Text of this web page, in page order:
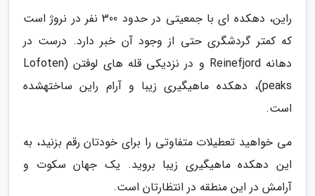
راین، دهکده ای با جمعیتی در حدود 300 نفر در نروژ است
که کمتر گردشگری حتی از وجود آن خبر دارد. درست در
دهانه Reinefjord و در نزدیکی قله های لوفتن (Lofoten
peaks)، دهکده ماهیگیری زیبا و آرام راین ساخته­شده
است.
می خواهید تعطیلات متفاوتی را برای خودتان رقم بزنید، به
این دهکده ماهیگیری زیبا بروید. یک جهان سکوت و
آرامش در این منطقه در انتظارتان است.